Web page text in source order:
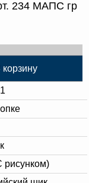
234 МАПС гр
корзину
рисунком)
Добавить
корзину